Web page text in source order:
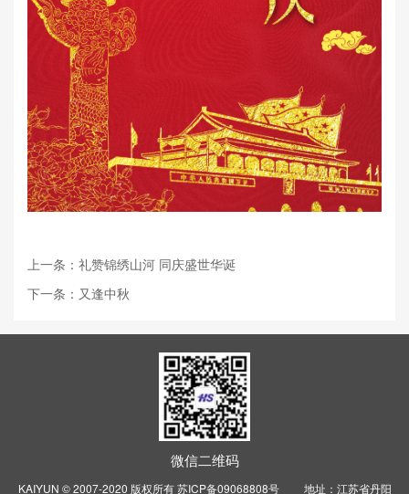
上一条：礼赞锦绣山河 同庆盛世华诞
下一条：又逢中秋
微信二维码
KAIYUN © 2007-2020 版权所有苏ICP备09068808号地址：江苏省丹阳